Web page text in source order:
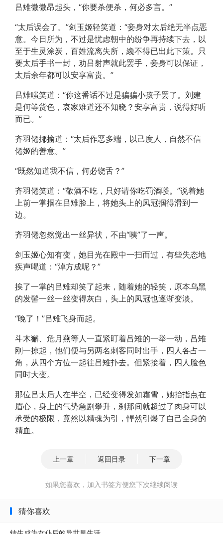
吕雉微微昂起头，“你要杀便杀，何必多言。”
“太后误会了。”剑玉姬轻笑道：“妾身对太后绝无半点恶
意。今日所为，不过是忧虑朝中的纷争再持续下去，以
至于生灵涂炭，百姓流离失所，纔不得已出此下策。只
要太后手书一封，劝吕射声就此罢手，妾身可以保证，
太后余年都可以安享富贵。”
吕雉嗤笑道：“你这番话不过是骗骗小孩子罢了。刘建
是何等货色，哀家难道还不知晓？安享富贵，说得好听
而已。”
齐羽僊揶揄道：“太后作恶多端，以己度人，自然不信
僊姬的善意。”
“既然知道我不信，何必饶舌？”
齐羽僊笑道：“敬酒不吃，只好请你吃罚酒喽。”说着她
上前一掌掴在吕雉脸上，将她头上的凤冠掴得滑到一
边。
齐羽僊忽然觉出一丝异状，不由“咦”了一声。
剑玉姬心知有变，她目光在殿中一扫而过，有些失态地
疾声喝道：“淖方成呢？”
挨了一掌的吕雉却笑了起来，随着她的轻笑，原本乌黑
的发髻一丝一丝变得灰白，头上的凤冠也逐渐变淡。
“晚了！”吕雉飞身而起。
斗木獬、危月燕等人一直紧盯着吕雉的一举一动，吕雉
刚一掠起，他们便与另两名刺客同时出手，四人各占一
角，从四个方位一起往吕雉扑去。但紧接着，四人脸色
同时大变。
那位吕太后人在半空，已经变得发如霜雪，她抬指点在
眉心，身上的气势急剧攀升，刹那间就超过了肉身可以
承受的极限，竟然以精魂为引，悍然引爆了自己全身的
精血。
上一章 返回目录 下一章
如果您喜欢，加入书签方便您下次继续阅读
猜你喜欢